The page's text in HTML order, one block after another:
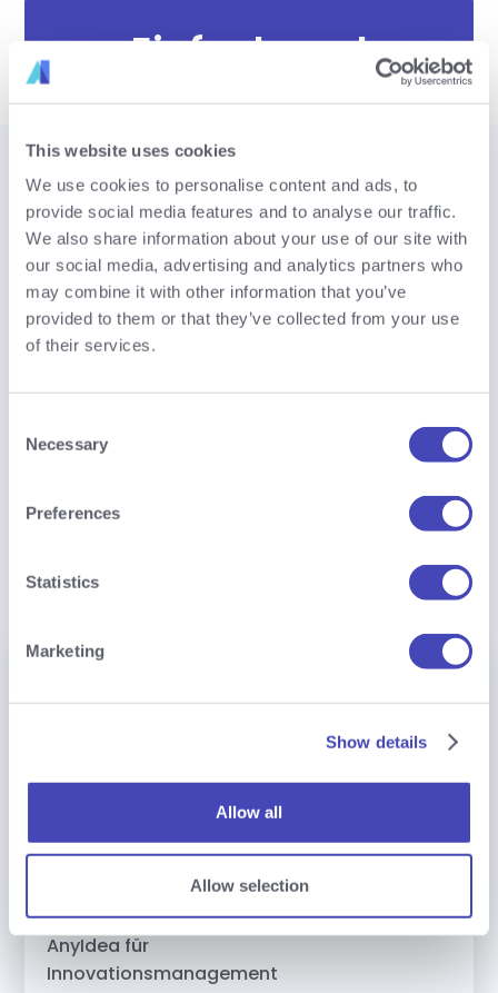
This website uses cookies
We use cookies to personalise content and ads, to
provide social media features and to analyse our traffic.
We also share information about your use of our site with
our social media, advertising and analytics partners who
may combine it with other information that you’ve
provided to them or that they’ve collected from your use
of their services.
Selection
Necessary
Preferences
Statistics
Marketing
Show details
Allow all
Allow selection
Einfach mal
ausprobieren?
KOSTENLOS STARTEN
ENTDECKEN SIE WEITERE USE CASES
Denn Innovation ist
für Ihr gesamtes
Unternehmen von
AnyIdea für
Innovationsmanagement